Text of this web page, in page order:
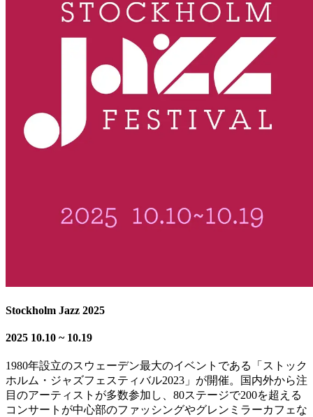
Stockholm Jazz 2025
2025 10.10 ~ 10.19
1980年設立のスウェーデン最大のイベントである「ストック
ホルム・ジャズフェスティバル2023」が開催。国内外から注
目のアーティストが多数参加し、80ステージで200を超える
コンサートが中心部のファッシングやグレンミラーカフェな